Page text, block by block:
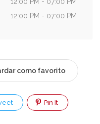
12:00 PM - 07:00 PM
como favorito
Pin It